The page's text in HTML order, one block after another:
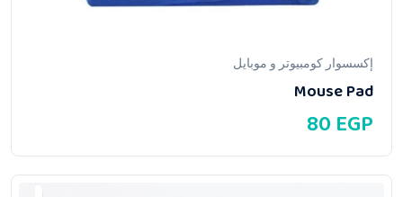
إكسسوار كومبيوتر و موبايل
Mouse Pad
80EGP